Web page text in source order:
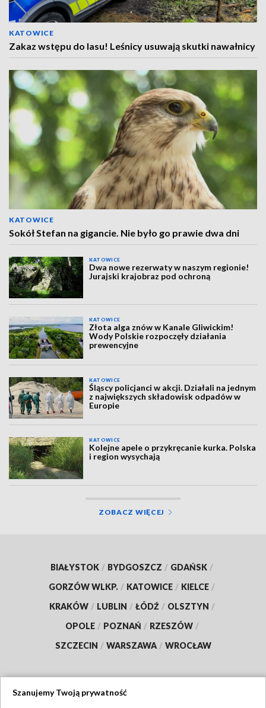
KATOWICE
Zakaz wstępu do lasu! Leśnicy usuwają skutki nawałnicy
KATOWICE
Sokół Stefan na gigancie. Nie było go prawie dwa dni
KATOWICE
Dwa nowe rezerwaty w naszym regionie!
Jurajski krajobraz pod ochroną
KATOWICE
Złota alga znów w Kanale Gliwickim!
Wody Polskie rozpoczęły działania
prewencyjne
KATOWICE
Śląscy policjanci w akcji. Działali na jednym
z największych składowisk odpadów w
Europie
KATOWICE
Kolejne apele o przykręcanie kurka. Polska
i region wysychają
ZOBACZ WIĘCEJ
BIAŁYSTOK / BYDGOSZCZ / GDAŃSK /
GORZÓW WLKP. / KATOWICE / KIELCE /
KRAKÓW / LUBLIN / ŁÓDŹ / OLSZTYN /
OPOLE / POZNAŃ / RZESZÓW /
SZCZECIN / WARSZAWA / WROCŁAW
Szanujemy Twoją prywatność